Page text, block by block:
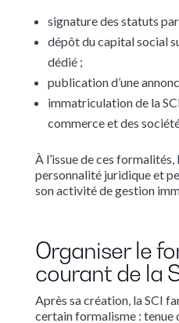
signature des statuts par
dépôt du capital social
dédié ;
publication d’une
immatriculation de la
commerce et des
À l’issue de ces
personnalité juridique et
son activité de gestion
Organiser le
courant de la
Après sa création, la SCI
certain formalisme : tenue